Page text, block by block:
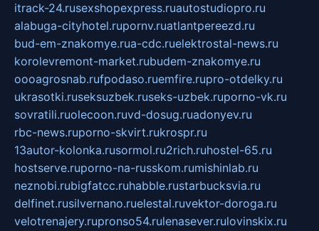
itrack-24.rusexshopexpress.ruautostudiopro.ru
alabuga-cityhotel.rupornv.ruatlantpereezd.ru
bud-em-znakomye.rua-cdc.ruelektrostal-news.ru
korolevremont-market.rubudem-znakomye.ru
oooagrosnab.rufpodaso.ruemfire.rupro-otdelky.ru
ukrasotki.ruseksuzbek.ruseks-uzbek.ruporno-vk.ru
sovratili.ruolecoon.ruvd-dosug.ruadonyev.ru
rbc-news.ruporno-skvirt.rukrospr.ru
13autor-kolonka.rusormol.ru2rich.ruhostel-65.ru
hostserve.ruporno-na-russkom.rumishinlab.ru
neznobi.rubigfatcc.ruhabble.rustarbucksvia.ru
delfinet.rusilvernano.ruelestal.ruvektor-doroga.ru
velotrenajery.rupronso54.rulenasever.rulovinskix.ru